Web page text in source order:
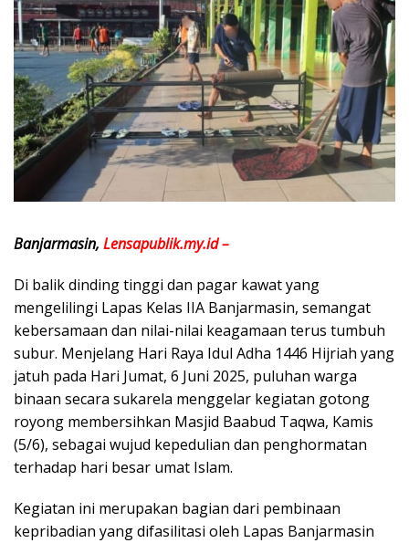
Banjarmasin, Lensapublik.my.id –
Di balik dinding tinggi dan pagar kawat yang
mengelilingi Lapas Kelas IIA Banjarmasin, semangat
kebersamaan dan nilai-nilai keagamaan terus tumbuh
subur. Menjelang Hari Raya Idul Adha 1446 Hijriah yang
jatuh pada Hari Jumat, 6 Juni 2025, puluhan warga
binaan secara sukarela menggelar kegiatan gotong
royong membersihkan Masjid Baabud Taqwa, Kamis
(5/6), sebagai wujud kepedulian dan penghormatan
terhadap hari besar umat Islam.
Kegiatan ini merupakan bagian dari pembinaan
kepribadian yang difasilitasi oleh Lapas Banjarmasin